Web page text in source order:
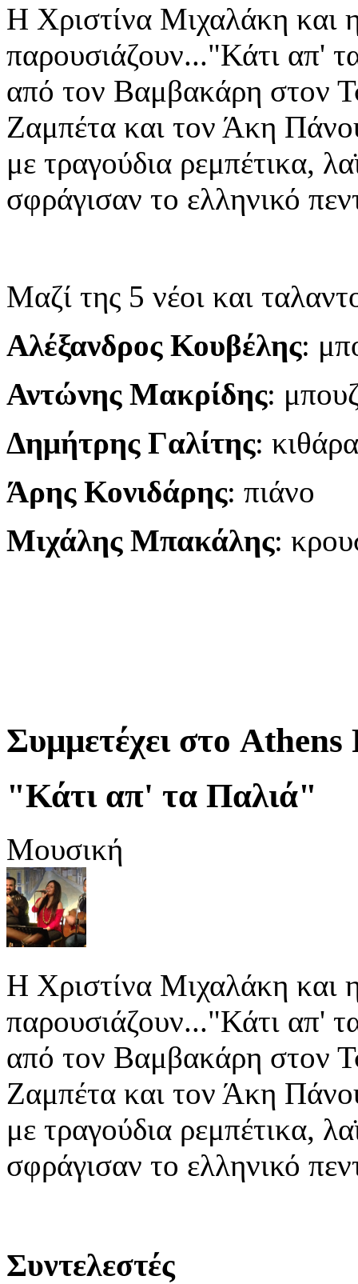
Η Χριστίνα Μιχαλάκη και
παρουσιάζουν..."Κάτι απ'
από τον Βαμβακάρη στον
Ζαμπέτα και τον Άκη Πά
με τραγούδια ρεμπέτικα,
σφράγισαν το ελληνικό
Μαζί της 5 νέοι και
Αλέξανδρος Κουβέλης:
Αντώνης Μακρίδης:
Δημήτρης Γαλίτης:
Άρης Κονιδάρης: πιάνο
Μιχάλης Μπακάλης:
Συμμετέχει στο
"Κάτι απ' τα Παλιά"
Μουσική
Η Χριστίνα Μιχαλάκη και
παρουσιάζουν..."Κάτι απ'
από τον Βαμβακάρη στον
Ζαμπέτα και τον Άκη Πά
με τραγούδια ρεμπέτικα,
σφράγισαν το ελληνικό
Συντελεστές